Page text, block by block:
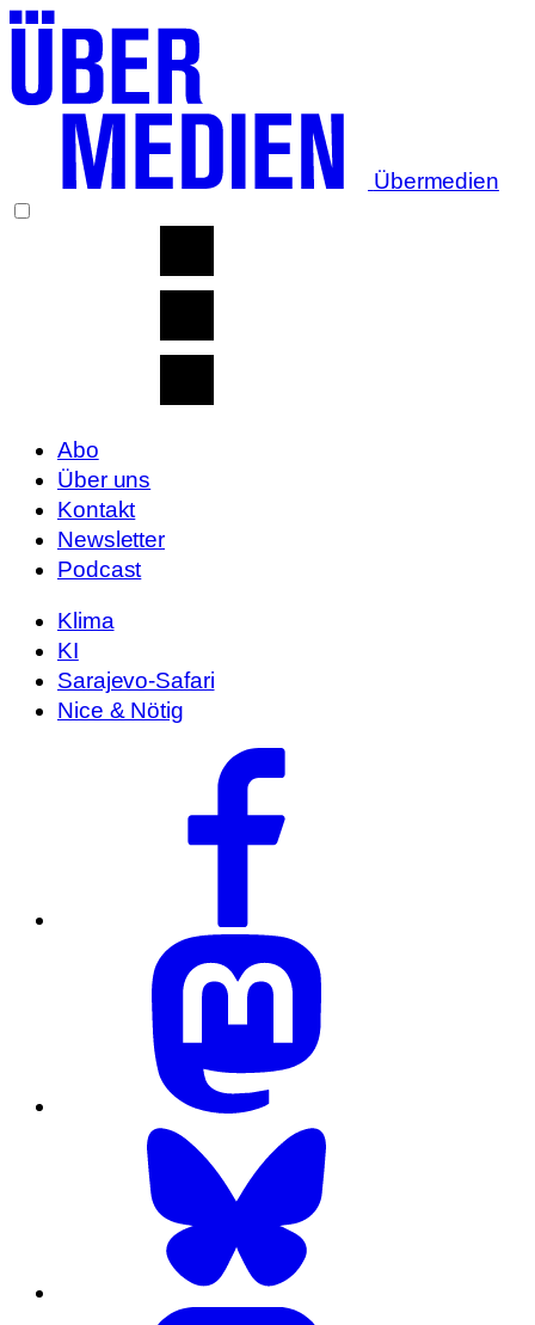
Übermedien
Abo
Über uns
Kontakt
Newsletter
Podcast
Klima
KI
Sarajevo-Safari
Nice & Nötig